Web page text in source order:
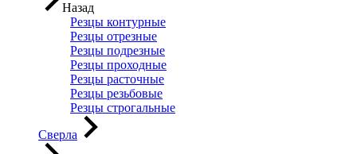
Назад
Резцы контурные
Резцы отрезные
Резцы подрезные
Резцы проходные
Резцы расточные
Резцы резьбовые
Резцы строгальные
Сверла